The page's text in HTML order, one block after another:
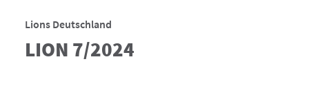
Lions Deutschland
LION 7/2024